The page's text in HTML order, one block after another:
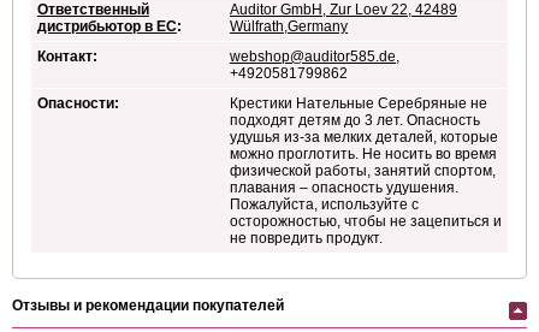
Ответственный
дистрибьютор в ЕС:
Auditor GmbH, Zur Loev 22, 42489
Wülfrath,Germany
Контакт:
webshop@auditor585.de,
+4920581799862
Опасности:
Крестики Нательные Серебряные не
подходят детям до 3 лет. Опасность
удушья из-за мелких деталей, которые
можно проглотить. Не носить во время
физической работы, занятий спортом,
плавания – опасность удушения.
Пожалуйста, используйте с
осторожностью, чтобы не зацепиться и
не повредить продукт.
Отзывы и рекомендации покупателей